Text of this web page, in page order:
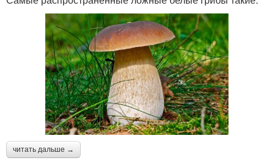
читать дальше →